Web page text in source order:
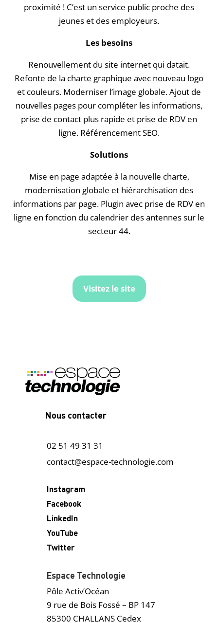
proximité ! C’est un service public proche des
jeunes et des employeurs.
Les besoins
Renouvellement du site internet qui datait.
Refonte de la charte graphique avec nouveau logo
et couleurs. Moderniser l’image globale. Ajout de
nouvelles pages pour compléter les informations,
prise de contact plus rapide et prise de RDV en
ligne. Référencement SEO.
Solutions
Mise en page adaptée à la nouvelle charte,
modernisation globale et hiérarchisation des
informations par page. Plugin avec prise de RDV en
ligne en fonction du calendrier des antennes sur le
secteur 44.
Visitez le site
Nous contacter
02 51 49 31 31
contact@espace-technologie.com
Instagram
Facebook
LinkedIn
YouTube
Twitter
Espace Technologie
Pôle Activ’Océan
9 rue de Bois Fossé – BP 147
85300 CHALLANS Cedex